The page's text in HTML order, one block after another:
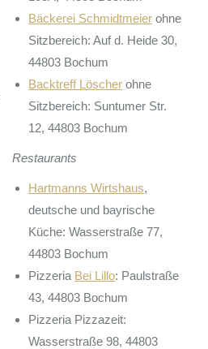
Bäckerei Schmidtmeier ohne
Sitzbereich: Auf d. Heide 30,
44803 Bochum
Backtreff Löscher ohne
Sitzbereich: Suntumer Str.
12, 44803 Bochum
Restaurants
Hartmanns Wirtshaus,
deutsche und bayrische
Küche: Wasserstraße 77,
44803 Bochum
Pizzeria Bei Lillo: Paulstraße
43, 44803 Bochum
Pizzeria Pizzazeit:
Wasserstraße 98, 44803